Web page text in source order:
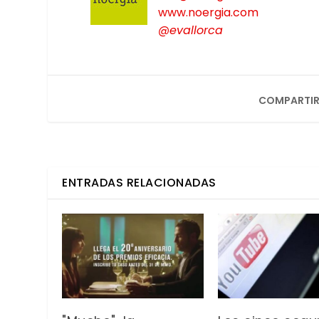
www.noergia.com
@evallorca
ENTRADAS RELACIONADAS